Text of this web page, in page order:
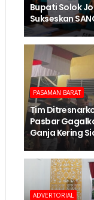
Bupati Solok
Sukseskan
PASAMAN BARAT
Tim
Pasbar
Ganja Kering
ADVERTORIAL